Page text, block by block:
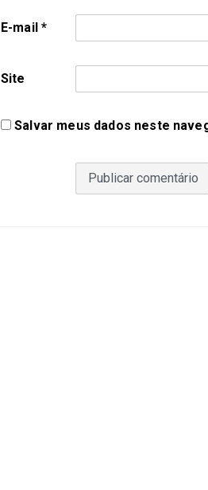
E-mail*
Site
Salvar meus dados neste